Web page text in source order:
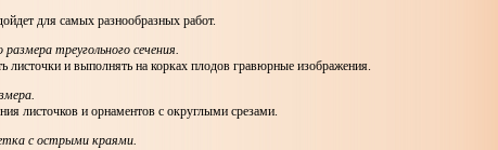
для самых разнообразных работ.
треугольного сечения.
листочки и выполнять на корках плодов гравюрные изображения.
листочков и орнаментов с округлыми срезами.
с острыми краями.